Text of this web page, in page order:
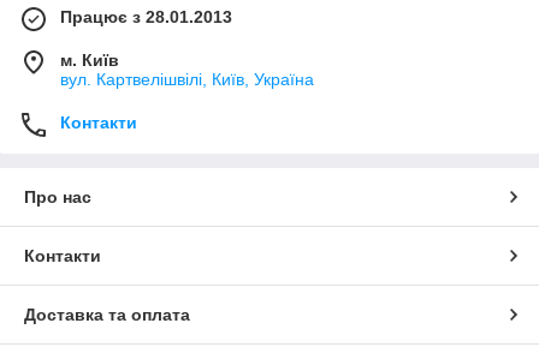
Працює з 28.01.2013
м. Київ
вул. Картвелішвілі, Київ, Україна
Контакти
Про нас
Контакти
Доставка та оплата